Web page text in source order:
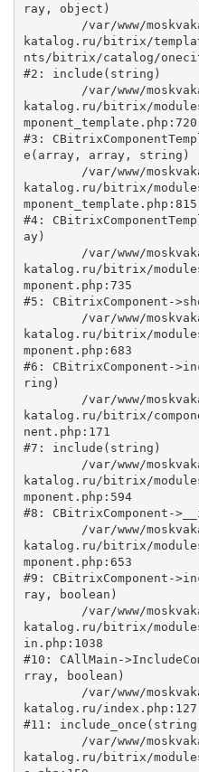
ray, object)
katalog.ru/bitrix/
nts/bitrix/catalog/
#2: include(string)
katalog.ru/bitrix/
mponent_template.php:720
#3:
e(array, array, string)
katalog.ru/bitrix/
mponent_template.php:815
#4:
ay)
katalog.ru/bitrix/
mponent.php:735
#5: CBitrixComponent-
katalog.ru/bitrix/
mponent.php:683
#6: CBitrixComponent-
ring)
katalog.ru/bitrix/
nent.php:171
#7: include(string)
katalog.ru/bitrix/
mponent.php:594
#8: CBitrixComponent-
katalog.ru/bitrix/
mponent.php:653
#9: CBitrixComponent-
ray, boolean)
katalog.ru/bitrix/
in.php:1038
#10: CAllMain-
rray, boolean)
katalog.ru/index.php:127
#11:
katalog.ru/bitrix/